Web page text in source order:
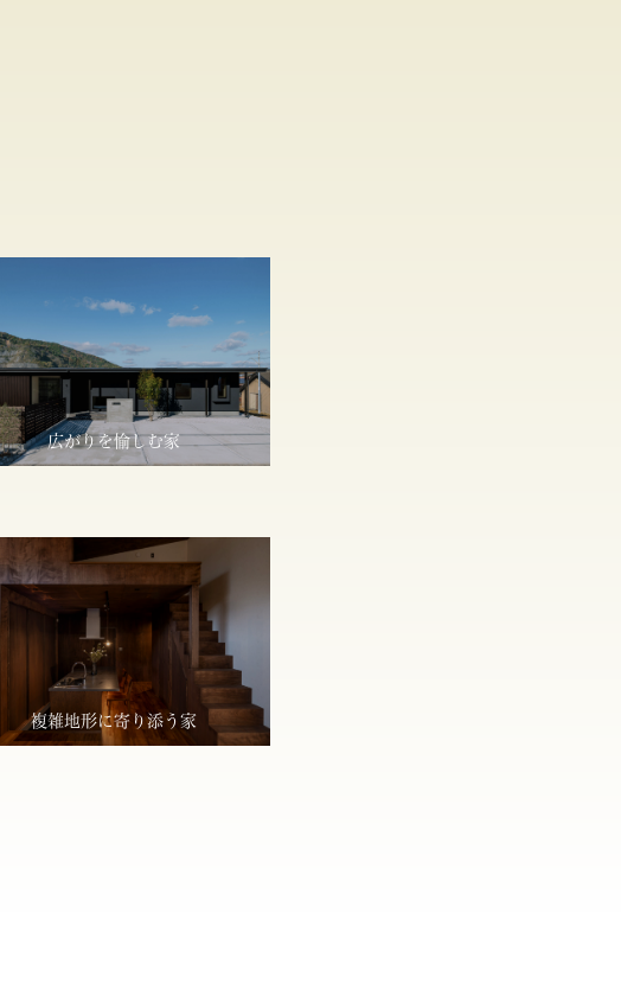
広がりを愉しむ家
複雑地形に寄り添う家